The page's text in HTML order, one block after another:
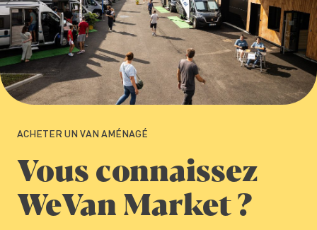
ACHETER UN VAN AMÉNAGÉ
Vous connaissez
WeVan Market ?